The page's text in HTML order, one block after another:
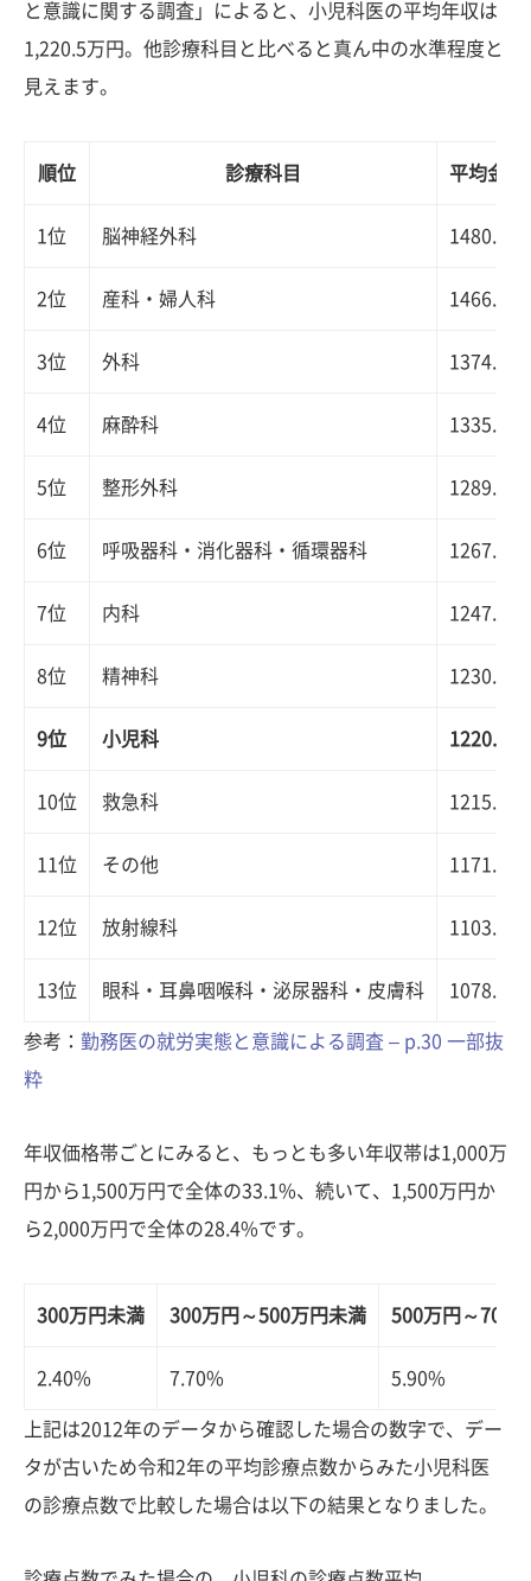
と意識に関する調査」によると、小児科医の平均年収は
1,220.5万円。他診療科目と比べると真ん中の水準程度と
見えます。
順位 診療科目 平均金額
1位 脳神経外科 1480.3万
2位 産科・婦人科 1466.3万
3位 外科 1374.2万
4位 麻酔科 1335.2万
5位 整形外科 1289.9万
6位 呼吸器科・消化器科・循環器科 1267.2万
7位 内科 1247.4万
8位 精神科 1230.2万
9位 小児科 1220.5万
10位 救急科 1215.3万
11位 その他 1171.5万
12位 放射線科 1103.3万
13位 眼科・耳鼻咽喉科・泌尿器科・皮膚科 1078.7万
参考： 勤務医の就労実態と意識による調査 – p.30 一部抜
粋
年収価格帯ごとにみると、もっとも多い年収帯は1,000万
円から1,500万円で全体の33.1%、続いて、1,500万円か
ら2,000万円で全体の28.4%です。
300万円未満 300万円～500万円未満 500万円～700
2.40% 7.70% 5.90%
上記は2012年のデータから確認した場合の数字で、デー
タが古いため令和2年の平均診療点数からみた小児科医
の診療点数で比較した場合は以下の結果となりました。